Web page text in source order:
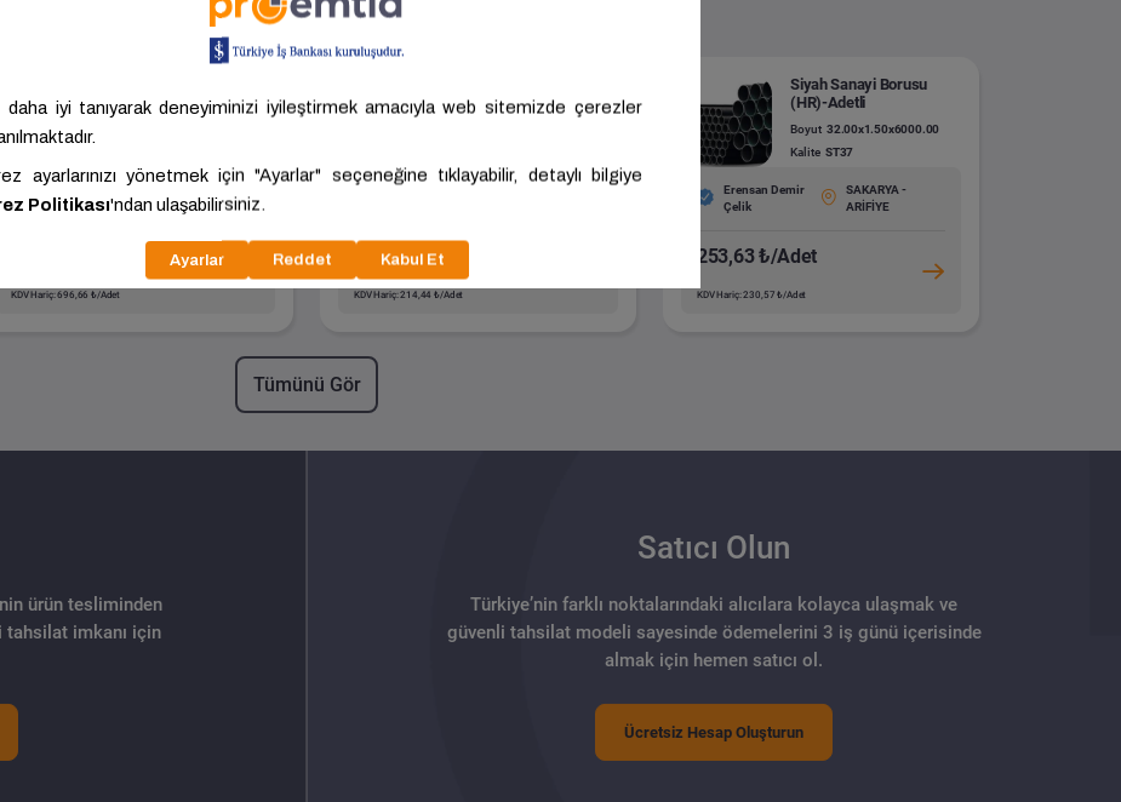
Paket Adedi:61
Akdoğan
Karasör Demir
POLATLI
KDV Hariç: 696,66 ₺/Adet
Paket Adedi:271
Akdoğan
235,88 ₺/Adet
KDV Hariç: 214,44 ₺/Adet
Siyah Sanayi Borusu
(HR)-Adetli
Boyut 32.00x1.50x6000.00
Kalite ST37
Erensan Demir
Çelik
SAKARYA -
ARİFİYE
253,63 ₺/Adet
KDV Hariç: 230,57 ₺/Adet
Tümünü Gör
ürün tesliminden
tahsilat imkanı için
Satıcı Olun
Türkiye’nin farklı noktalarındaki alıcılara kolayca ulaşmak ve
güvenli tahsilat modeli sayesinde ödemelerini 3 iş günü içerisinde
almak için hemen satıcı ol.
Ücretsiz Hesap Oluşturun